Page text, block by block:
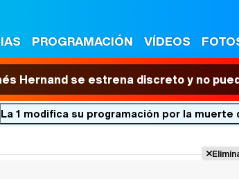
PROGRAMACIÓN VÍDEOS
Hernand se estrena discreto y no
La 1 modifica su programación por la